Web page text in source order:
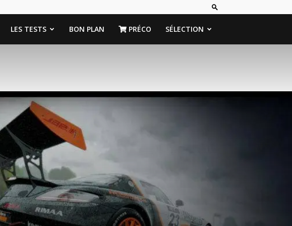
LES TESTS BON PLAN PRÉCO SÉLECTION